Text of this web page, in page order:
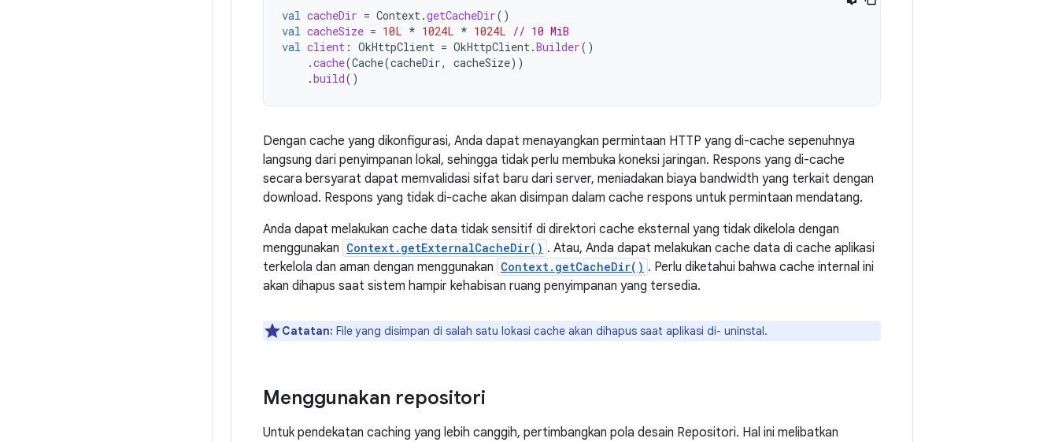
val cacheDir = Context.getCacheDir()
val cacheSize = 10L * 1024L * 1024L // 10 MiB
val client : OkHttpClient = OkHttpClient.Builder()
.cache(Cache(cacheDir, cacheSize))
.build()
Dengan cache yang dikonfigurasi, Anda dapat menayangkan permintaan HTTP yang di-cache sepenuhnya
langsung dari penyimpanan lokal, sehingga tidak perlu membuka koneksi jaringan. Respons yang di-cache
secara bersyarat dapat memvalidasi sifat baru dari server, meniadakan biaya bandwidth yang terkait dengan
download. Respons yang tidak di-cache akan disimpan dalam cache respons untuk permintaan mendatang.
Anda dapat melakukan cache data tidak sensitif di direktori cache eksternal yang tidak dikelola dengan
menggunakan Context.getExternalCacheDir() . Atau, Anda dapat melakukan cache data di cache aplikasi
terkelola dan aman dengan menggunakan Context.getCacheDir() . Perlu diketahui bahwa cache internal ini
akan dihapus saat sistem hampir kehabisan ruang penyimpanan yang tersedia.
Catatan: File yang disimpan di salah satu lokasi cache akan dihapus saat aplikasi di- uninstal.
Menggunakan repositori
Untuk pendekatan caching yang lebih canggih, pertimbangkan pola desain Repositori. Hal ini melibatkan